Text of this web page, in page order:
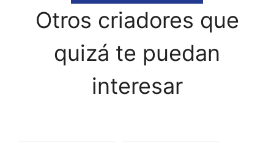
Otros criadores que
quizá te puedan
interesar